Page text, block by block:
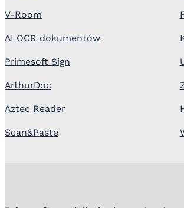
V-Room
AI OCR dokumentów
Primesoft Sign
ArthurDoc
Aztec Reader
Scan&Paste